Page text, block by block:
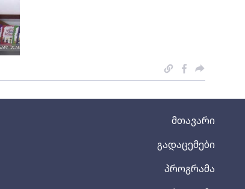
მთავარი
გადაცემები
პროგრამა